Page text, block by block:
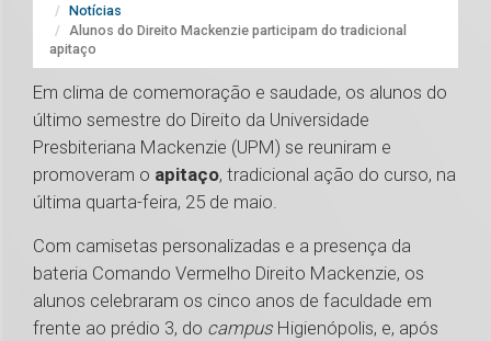
Notícias
Alunos do Direito Mackenzie participam do tradicional
apitaço
Em clima de comemoração e saudade, os alunos do
último semestre do Direito da Universidade
Presbiteriana Mackenzie (UPM) se reuniram e
promoveram o apitaço, tradicional ação do curso, na
última quarta-feira, 25 de maio.
Com camisetas personalizadas e a presença da
bateria Comando Vermelho Direito Mackenzie, os
alunos celebraram os cinco anos de faculdade em
frente ao prédio 3, do campus Higienópolis, e, após